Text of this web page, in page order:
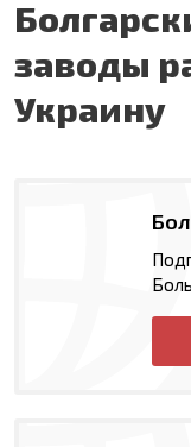
заводы
Украину